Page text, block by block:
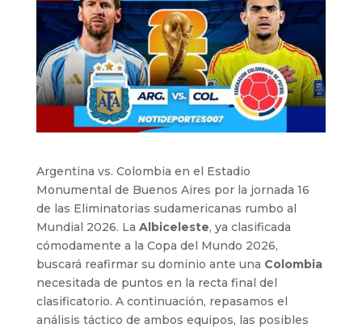
Argentina vs. Colombia en el Estadio
Monumental de Buenos Aires por la jornada 16
de las Eliminatorias sudamericanas rumbo al
Mundial 2026. La Albiceleste, ya clasificada
cómodamente a la Copa del Mundo 2026,
buscará reafirmar su dominio ante una Colombia
necesitada de puntos en la recta final del
clasificatorio. A continuación, repasamos el
análisis táctico de ambos equipos, las posibles